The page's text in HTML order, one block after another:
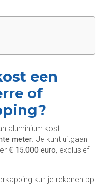
een
of
aluminium kost
meter. Je kunt uitgaan
€ 15.000 euro, exclusief
kun je rekenen op